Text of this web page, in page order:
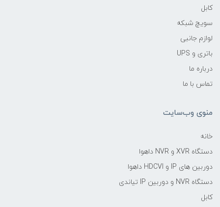
کابل
سویچ شبکه
لوازم جانبی
باتری و UPS
درباره ما
تماس با ما
منوی وب‌سایت
خانه
دستگاه XVR و NVR داهوا
دوربین های IP و HDCVI داهوا
دستگاه NVR و دوربین IP تیاندی
کابل